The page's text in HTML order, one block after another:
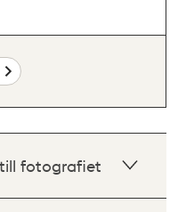
till fotografiet